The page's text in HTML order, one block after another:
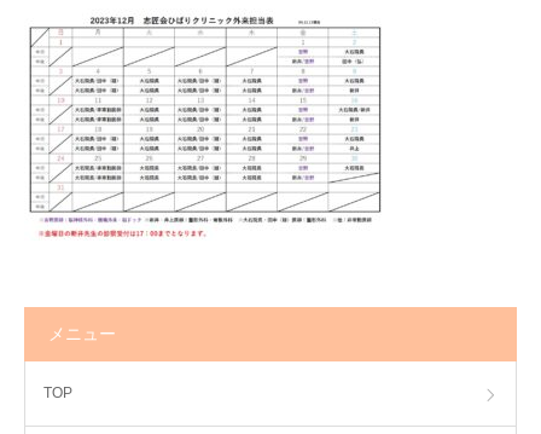
メニュー
TOP
自費注射
診療時間
アクセス
ひばり求人